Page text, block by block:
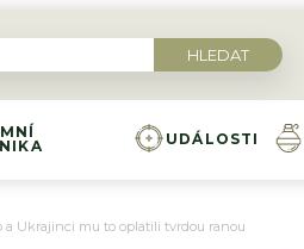
UDÁLOSTI
a Ukrajinci mu to oplatili tvrdou ranou